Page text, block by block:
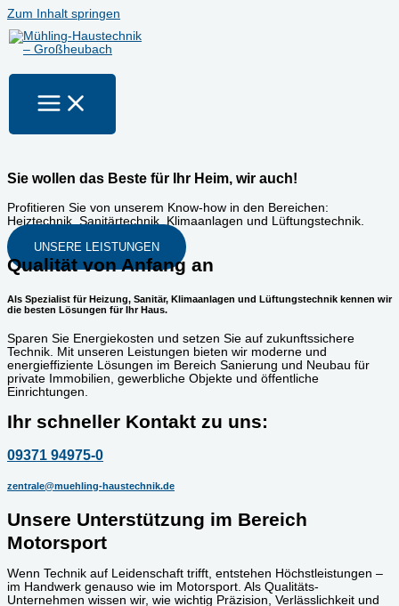
Zum Inhalt springen
Sie wollen das Beste für Ihr Heim, wir auch!
Profitieren Sie von unserem Know-how in den Bereichen:
Heiztechnik, Sanitärtechnik, Klimaanlagen und Lüftungstechnik.
UNSERE LEISTUNGEN
Qualität von Anfang an
Als Spezialist für Heizung, Sanitär, Klimaanlagen und Lüftungstechnik kennen wir
die besten Lösungen für Ihr Haus.
Sparen Sie Energiekosten und setzen Sie auf zukunftssichere
Technik. Mit unseren Leistungen bieten wir moderne und
energieffiziente Lösungen im Bereich Sanierung und Neubau für
private Immobilien, gewerbliche Objekte und öffentliche
Einrichtungen.
Ihr schneller Kontakt zu uns:
09371 94975-0
zentrale@muehling-haustechnik.de
Unsere Unterstützung im Bereich
Motorsport
Wenn Technik auf Leidenschaft trifft, entstehen Höchstleistungen –
im Handwerk genauso wie im Motorsport. Als Qualitäts-
Unternehmen wissen wir, wie wichtig Präzision, Verlässlichkeit und